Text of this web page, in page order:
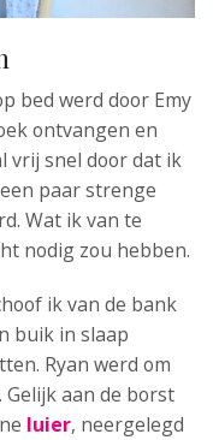
bed werd door Emy
ontvangen en
vrij snel door dat ik
paar strenge
Wat ik van te
nodig zou hebben.
ik van de bank
buik in slaap
Ryan werd om
aan de borst
luier, neergelegd